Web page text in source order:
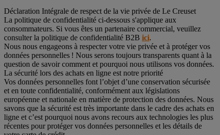
Déclaration Intégrale de respect de la vie privée de Le Creuset
La politique de confidentialité ci-dessous s'applique aux
consommateurs. Si vous êtes un partenaire commercial, veuillez
consulter la politique de confidentialité B2B ici.
Nous nous engageons à respecter votre vie privée et à protéger vos
données personnelles ! Nous serons toujours transparents quant à la
question de savoir comment et pourquoi nous utilisons vos données.
La sécurité lors des achats en ligne est notre priorité
Vos données personnelles font l’objet d’une conservation sécurisée
et en toute confidentialité, conformément aux législations
européenne et nationale en matière de protection des données. Nous
savons que la sécurité est très importante dans le cadre des achats en
ligne et c’est pourquoi nous avons recours aux technologies les plus
récentes pour protéger vos données personnelles et les détails de